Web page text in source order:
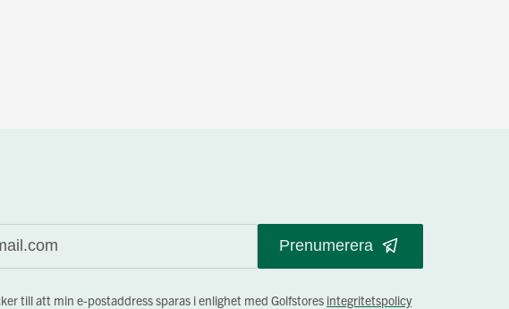
Prenumerera
till att min e-postaddress sparas i enlighet med Golfstores integritetspolicy